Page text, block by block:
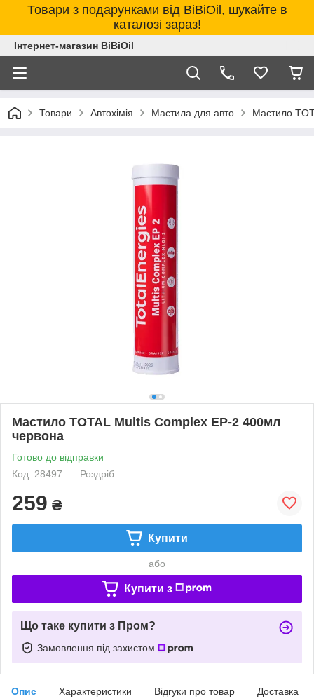
Товари з подарунками від BiBiOil, шукайте в
каталозі зараз!
Інтернет-магазин BiBiOil
Товари Автохімія Мастила для авто Мастило
Мастило TOTAL Multis Complex EP-2 400мл
червона
Готово до відправки
Код: 28497
Роздріб
259 ₴
Купити
або
Купити з
Що таке купити з Пром?
Замовлення під захистом
Опис Характеристики Відгуки про товар Доставка